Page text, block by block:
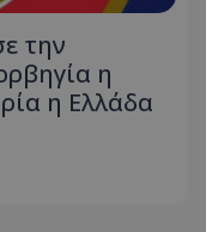
την
η
η Ελλάδα